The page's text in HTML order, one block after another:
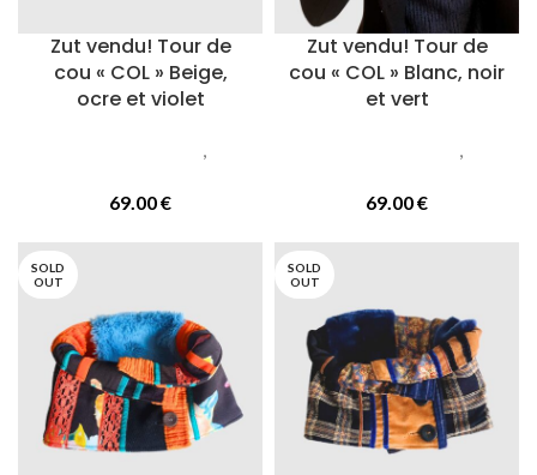
Zut vendu! Tour de
cou « COL » Beige,
ocre et violet
,
69.00€
Zut vendu! Tour de
cou « COL » Blanc, noir
et vert
,
69.00€
SOLD
OUT
SOLD
OUT